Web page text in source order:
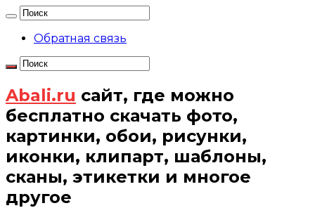
Обратная связь
Abali.ru сайт, где можно
бесплатно скачать фото,
картинки, обои, рисунки,
иконки, клипарт, шаблоны,
сканы, этикетки и многое
другое